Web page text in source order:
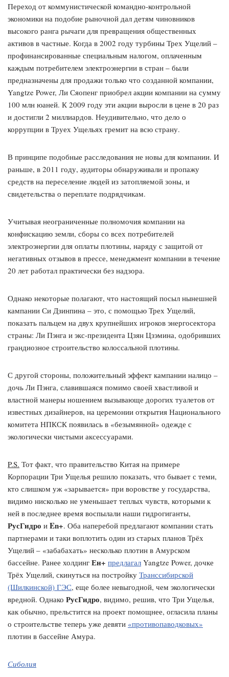
Переход от коммунистической командно-контрольной
экономики на подобие рыночной дал детям чиновников
высокого ранга рычаги для превращения общественных
активов в частные. Когда в 2002 году турбины Трех Ущелий –
профинансированные специальным налогом, оплаченным
каждым потребителем электроэнергии в стран – были
предназначены для продажи только что созданной компании,
Yangtze Power, Ли Сяопенг приобрел акции компании на сумму
100 млн юаней. К 2009 году эти акции выросли в цене в 20 раз
и достигли 2 миллиардов. Неудивительно, что дело о
коррупции в Труех Ущельях гремит на всю страну.
В принципе подобные расследования не новы для компании. И
раньше, в 2011 году, аудиторы обнаруживали и пропажу
средств на переселение людей из затопляемой зоны, и
свидетельства о переплате подрядчикам.
Учитывая неограниченные полномочия компании на
конфискацию земли, сборы со всех потребителей
электроэнергии для оплаты плотины, наряду с защитой от
негативных отзывов в прессе, менеджмент компании в течение
20 лет работал практически без надзора.
Однако некоторые полагают, что настоящий посыл нынешней
кампании Си Дзинпина – это, с помощью Трех Ущелий,
показать пальцем на двух крупнейших игроков энергосектора
страны: Ли Пэнга и экс-президента Цзян Цзэмина, одобривших
грандиозное строительство колоссальной плотины.
С другой стороны, положительный эффект кампании налицо –
дочь Ли Пэнга, славившаяся помимо своей хвастливой и
властной манеры ношением вызывающе дорогих туалетов от
известных дизайнеров, на церемонии открытия Национального
комитета НПКСК появилась в «безымянной» одежде с
экологически чистыми аксессуарами.
P.S. Тот факт, что правительство Китая на примере
Корпорации Три Ущелья решило показать, что бывает с теми,
кто слишком уж «зарывается» при воровстве у государства,
видимо нисколько не уменьшает теплых чувств, которыми к
ней в последнее время воспылали наши гидрогиганты,
РусГидро и En+. Оба наперебой предлагают компании стать
партнерами и таки воплотить один из старых планов Трёх
Ущелий – «забабахать» несколько плотин в Амурском
бассейне. Ранее холдинг Ен+ предлагал Yangtze Power, дочке
Трёх Ущелий, скинуться на постройку Транссибирской
(Шилкинской) ГЭС, еще более невыгодной, чем экологически
вредной. Однако РусГидро, видимо, решив, что Три Ущелья,
как обычно, прельстится на проект помощнее, огласила планы
о строительстве теперь уже девяти «противопаводковых»
плотин в бассейне Амура.
Сиболия